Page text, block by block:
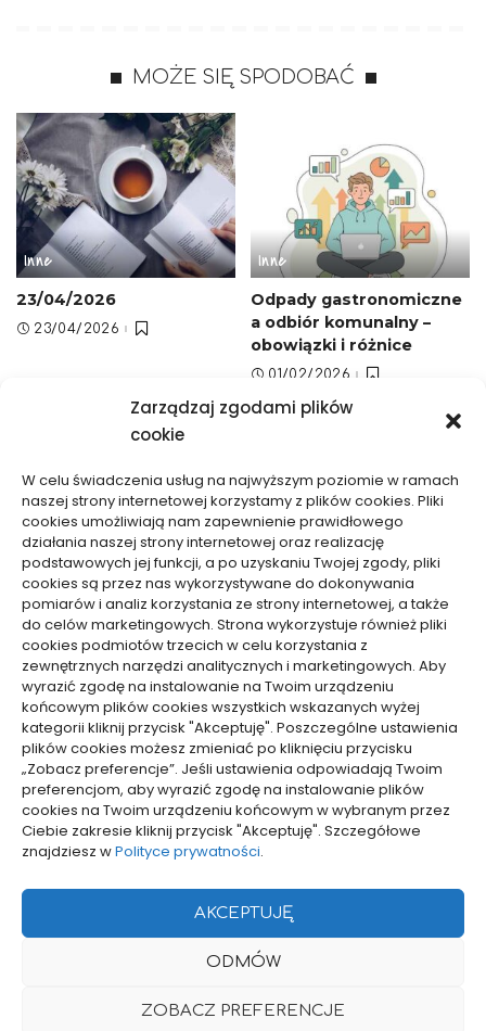
Zarządzaj zgodami plików
cookie
W celu świadczenia usług na najwyższym poziomie w ramach
naszej strony internetowej korzystamy z plików cookies. Pliki
cookies umożliwiają nam zapewnienie prawidłowego
działania naszej strony internetowej oraz realizację
podstawowych jej funkcji, a po uzyskaniu Twojej zgody, pliki
cookies są przez nas wykorzystywane do dokonywania
pomiarów i analiz korzystania ze strony internetowej, a także
do celów marketingowych. Strona wykorzystuje również pliki
cookies podmiotów trzecich w celu korzystania z
zewnętrznych narzędzi analitycznych i marketingowych. Aby
wyrazić zgodę na instalowanie na Twoim urządzeniu
końcowym plików cookies wszystkich wskazanych wyżej
kategorii kliknij przycisk "Akceptuję". Poszczególne ustawienia
plików cookies możesz zmieniać po kliknięciu przycisku
„Zobacz preferencje”. Jeśli ustawienia odpowiadają Twoim
preferencjom, aby wyrazić zgodę na instalowanie plików
cookies na Twoim urządzeniu końcowym w wybranym przez
Ciebie zakresie kliknij przycisk "Akceptuję". Szczegółowe
znajdziesz wPolityce prywatności.
AKCEPTUJĘ
ODMÓW
ZOBACZ PREFERENCJE
MOŻE SIĘ SPODOBAĆ
Inne
23/04/2026
23/04/2026
Inne
Odpady gastronomiczne
a odbiór komunalny –
obowiązki i różnice
01/02/2026
Inne
Jaki kod odpadu dla
czyściw zabrudzonych
olejem – klasyfikacja i
wybór
01/02/2026
Inne
Jakie emocje towarzyszą
odbieraniu znaków z
zaświatów – analiza
WCZYTAJ WIĘCEJ
pozyjonowanie lokalne
Projekty domów Rzeszów